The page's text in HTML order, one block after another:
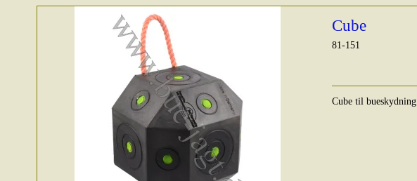
Cube
81-151
Cube til bueskydning